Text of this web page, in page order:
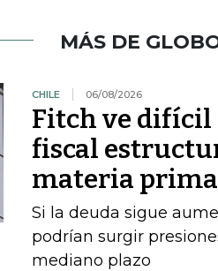
MÁS DE
CHILE 06/08/2026
Fitch ve difícil
fiscal
materia prima
Si la deuda sigue
podrían surgir
mediano plazo